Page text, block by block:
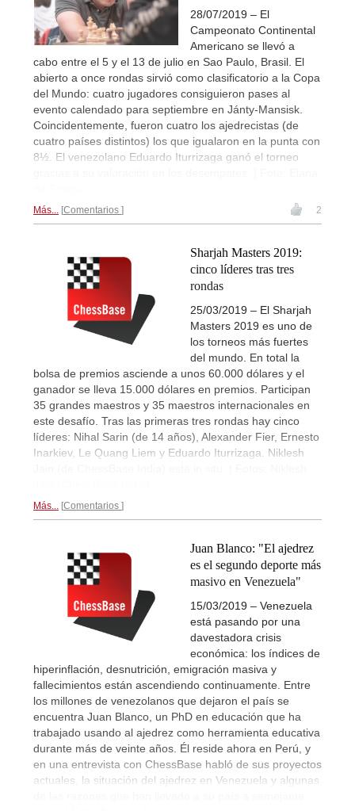
28/07/2019 – El
Campeonato Continental
Americano se llevó a
cabo entre el 5 y el 13 de julio en Sao Paulo, Brasil. El
abierto a once rondas sirvió como clasificatorio a la Copa
del Mundo: cuatro jugadores consiguieron pases al
evento calendado para septiembre en Jánty-Mansisk.
Coincidentemente, fueron cuatro los ajedrecistas (de
cuatro países distintos) los que igualaron en la punta con
8½. El venezolano Eduardo Iturrizaga ganó el torneo
Más... Comentarios 2
Sharjah Masters 2019:
cinco líderes tras tres
rondas
25/03/2019 – El Sharjah
Masters 2019 es uno de
los torneos más fuertes
del mundo. En total la
bolsa de premios asciende a unos 60.000 dólares y el
ganador se lleva 15.000 dólares en premios. Participan
35 grandes maestros y 35 maestros internacionales en
este desafío. Tras las primeras tres rondas hay cinco
líderes: Nihal Sarin (de 14 años), Alexander Fier, Ernesto
Inarkiev, Le Quang Liem y Eduardo Iturrizaga. Niklesh
Más... Comentarios
Juan Blanco: "El ajedrez
es el segundo deporte más
masivo en Venezuela"
15/03/2019 – Venezuela
está pasando por una
davestadora crisis
económica: los índices de
hiperinflación, desnutrición, emigración masiva y
fallecimientos están ascendiendo continuamente. Entre
los millones de venezolanos que dejaron el país se
encuentra Juan Blanco, un PhD en educación que ha
trabajado usando al ajedrez como herramienta educativa
durante más de veinte años. Él reside ahora en Perú, y
en una entrevista con ChessBase habló de sus proyectos
actuales, la situación del ajedrez en Venezuela y algunas